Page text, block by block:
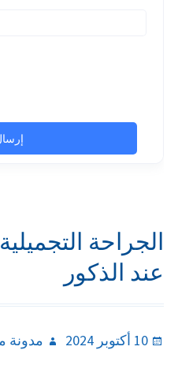
الجراحة
عند الذكور
Posted
10 أكتوبر 2024 Author
مدونة